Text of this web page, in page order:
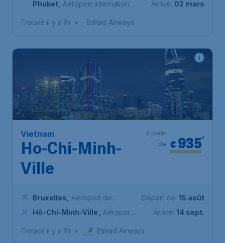
Phuket Aéroport international
Arrivé: 02 mars
Trouvé il y a 1h • Etihad Airways
Vietnam
Ho-Chi-Minh-
Ville
€ 935*
à partir
de
Bruxelles
Aéroport de
Bruxelles-National
Hô-Chi-Minh-Ville
Aéroport
Départ de: 15 août
Arrivé: 14 sept.
Trouvé il y a 1h • Etihad Airways